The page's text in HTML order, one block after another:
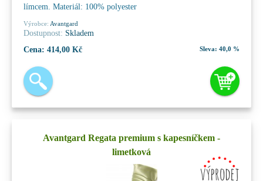
límcem. Materiál: 100% polyester
Výrobce: Avantgard
Dostupnost: Skladem
Cena: 414,00 Kč Sleva: 40,0 %
Avantgard Regata premium s kapesníčkem -
limetková